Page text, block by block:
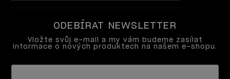
ODEBÍRAT NEWSLETTER
Vložte svůj e-mail a my vám budeme zasílat
informace o nových produktech na našem e-shopu.